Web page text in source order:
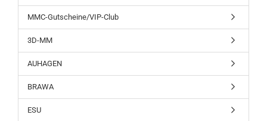
MMC-Gutscheine/VIP-Club
3D-MM
AUHAGEN
BRAWA
ESU